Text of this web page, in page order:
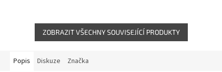
efektivní provoz. Díky...
jednotlivých útržcích...
ZOBRAZIT VŠECHNY SOUVISEJÍCÍ PRODUKTY
Popis Diskuze Značka